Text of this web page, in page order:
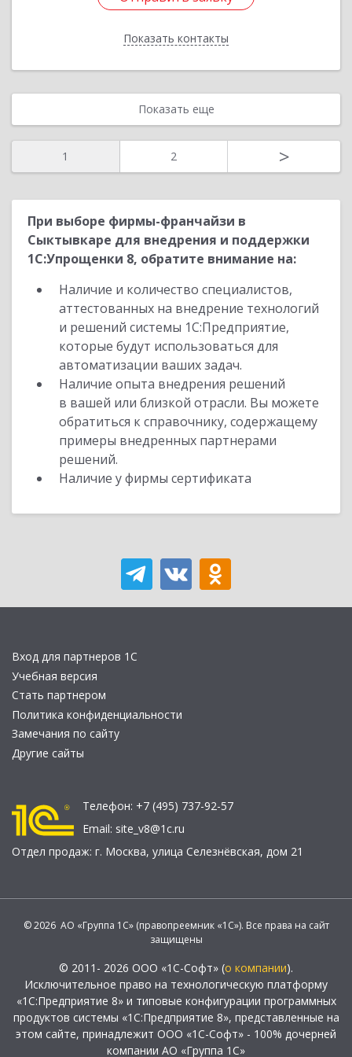
Показать контакты
Назад
Показать еще
1 2 >
При выборе фирмы-франчайзи в
Сыктывкаре для внедрения и поддержки
1С:Упрощенки 8, обратите внимание на:
Наличие и количество специалистов,
аттестованных на внедрение технологий
и решений системы 1С:Предприятие,
которые будут использоваться для
автоматизации ваших задач.
Наличие опыта внедрения решений
в вашей или близкой отрасли. Вы можете
обратиться к справочнику, содержащему
примеры внедренных партнерами
решений.
Наличие у фирмы сертификата
Вход для партнеров 1С
Учебная версия
Стать партнером
Политика конфиденциальности
Замечания по сайту
Другие сайты
Телефон: +7 (495) 737-92-57
Email: site_v8@1c.ru
Отдел продаж: г. Москва, улица Селезнёвская, дом 21
© 2026 АО «Группа 1С» (правопреемник «1С»). Все права на сайт
защищены
© 2011- 2026 ООО «1С-Софт» (о компании).
Исключительное право на технологическую платформу
«1С:Предприятие 8» и типовые конфигурации программных
продуктов системы «1С:Предприятие 8», представленные на
этом сайте, принадлежит ООО «1С-Софт» - 100% дочерней
компании АО «Группа 1С»